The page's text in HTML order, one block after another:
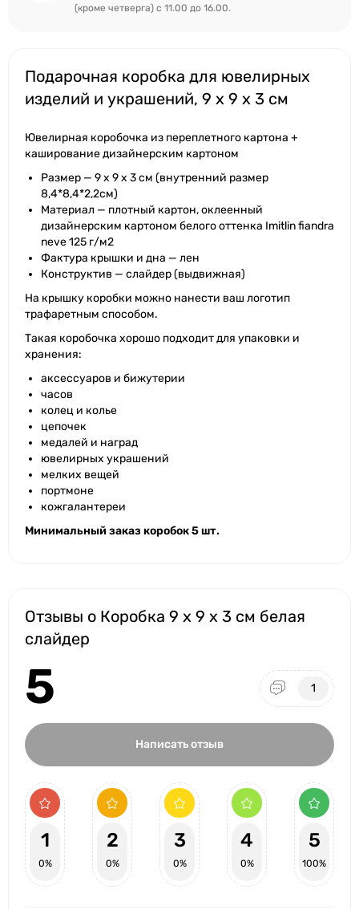
(кроме четверга) с 11.00 до 16.00.
Подарочная коробка для ювелирных
изделий и украшений, 9 x 9 x 3 см
Ювелирная коробочка из переплетного картона +
каширование дизайнерским картоном
Размер — 9 х 9 х 3 см (внутренний размер
8,4*8,4*2,2см)
Материал — плотный картон, оклеенный
дизайнерским картоном белого оттенка Imitlin fiandra
neve 125 г/м2
Фактура крышки и дна — лен
Конструктив — слайдер (выдвижная)
На крышку коробки можно нанести ваш логотип
трафаретным способом.
Такая коробочка хорошо подходит для упаковки и
хранения:
аксессуаров и бижутерии
часов
колец и колье
цепочек
медалей и наград
ювелирных украшений
мелких вещей
портмоне
кожгалантереи
Минимальный заказ коробок 5 шт.
Отзывы о Коробка 9 x 9 x 3 см белая
слайдер
5 1
Написать отзыв
1
0%
2
0%
3
0%
4
0%
5
100%